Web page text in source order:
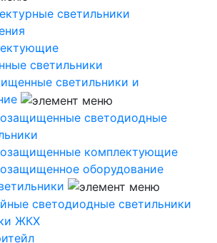
светильники
светильники
светильники и
светодиодные
комплектующие
оборудование
светодиодные светильники
ЖКХ